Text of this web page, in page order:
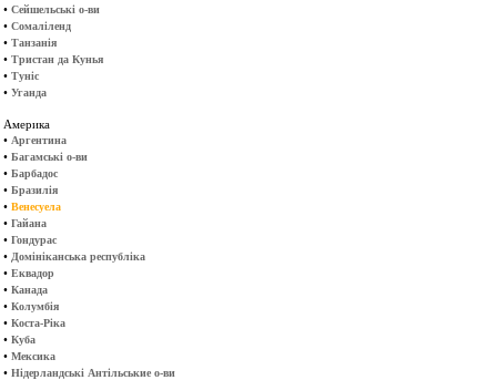
• Сейшельські о-ви
• Сомаліленд
• Танзанія
• Тристан да Кунья
• Туніс
• Уганда
Америка
• Аргентина
• Багамські о-ви
• Барбадос
• Бразилія
• Венесуела
• Гайана
• Гондурас
• Домініканська республіка
• Еквадор
• Канада
• Колумбія
• Коста-Ріка
• Куба
• Мексика
• Нідерландські Антільськие о-ви